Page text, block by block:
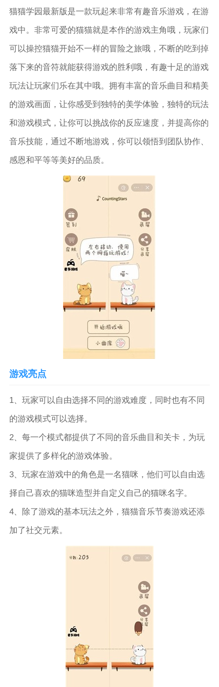
猫猫学园最新版是一款玩起来非常有趣音乐游戏，在游
戏中。非常可爱的猫猫就是本作的游戏主角哦，玩家们
可以操控猫猫开始不一样的冒险之旅哦，不断的吃到掉
落下来的音符就能获得游戏的胜利哦，有趣十足的游戏
玩法让玩家们乐在其中哦。拥有丰富的音乐曲目和精美
的游戏画面，让你感受到独特的美学体验，独特的玩法
和游戏模式，让你可以挑战你的反应速度，并提高你的
音乐技能，通过不断地游戏，你可以领悟到团队协作、
感恩和平等等美好的品质。
游戏亮点
1、玩家可以自由选择不同的游戏难度，同时也有不同
的游戏模式可以选择。
2、每一个模式都提供了不同的音乐曲目和关卡，为玩
家提供了多样化的游戏体验。
3、玩家在游戏中的角色是一名猫咪，他们可以自由选
择自己喜欢的猫咪造型并自定义自己的猫咪名字。
4、除了游戏的基本玩法之外，猫猫音乐节奏游戏还添
加了社交元素。